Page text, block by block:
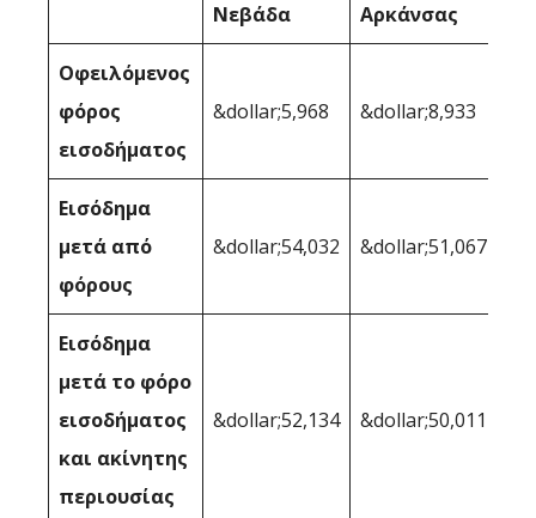
Νεβάδα Αρκάνσας
Οφειλόμενος
φόρος
εισοδήματος
&dollar;5,968 &dollar;8,933
Εισόδημα
μετά από
φόρους
&dollar;54,032 &dollar;51,067
Εισόδημα
μετά το φόρο
εισοδήματος
και ακίνητης
περιουσίας
&dollar;52,134 &dollar;50,011